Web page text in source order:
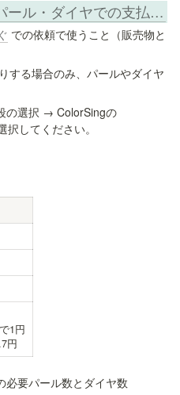
[FAQ] つなぐでの依頼をパール・ダイヤでの支払いで行う
での依頼で使うこと（販売物と
する場合のみ、パールやダイヤ
の選択 → ColorSingの
択してください。
1円
円
必要パール数とダイヤ数